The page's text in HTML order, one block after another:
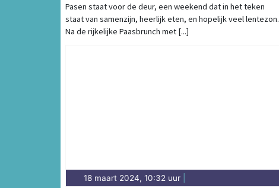
Pasen staat voor de deur, een weekend dat in het teken
staat van samenzijn, heerlijk eten, en hopelijk veel lentezon.
Na de rijkelijke Paasbrunch met [...]
18 maart 2024, 10:32 uur